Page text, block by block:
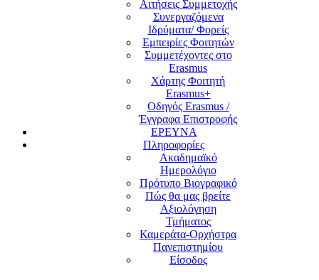
Αιτήσεις Συμμετοχής
Συνεργαζόμενα
Ιδρύματα/ Φορείς
Εμπειρίες Φοιτητών
Συμμετέχοντες στο
Erasmus
Χάρτης Φοιτητή
Erasmus+
Οδηγός Erasmus /
Έγγραφα Επιστροφής
ΕΡΕΥΝΑ
Πληροφορίες
Ακαδημαϊκό
Ημερολόγιο
Πρότυπο Βιογραφικό
Πώς θα μας βρείτε
Αξιολόγηση
Τμήματος
Καμεράτα-Ορχήστρα
Πανεπιστημίου
Είσοδος